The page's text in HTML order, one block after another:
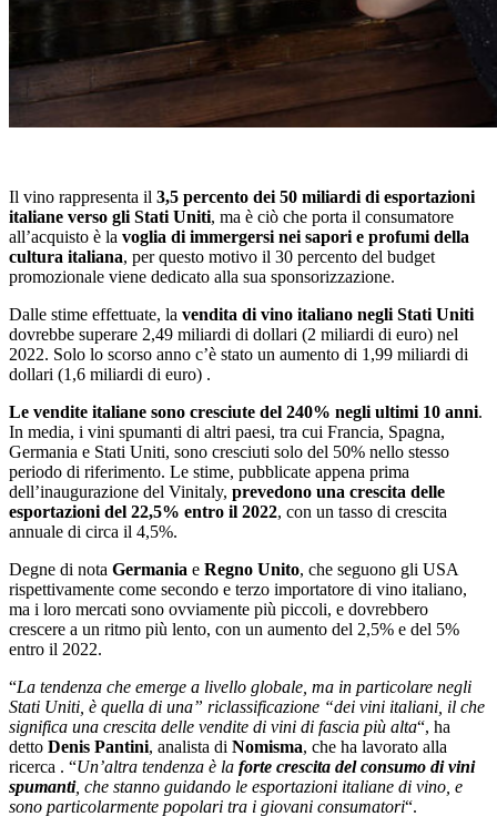
Il vino rappresenta il 3,5 percento dei 50 miliardi di esportazioni
italiane verso gli Stati Uniti, ma è ciò che porta il consumatore
all’acquisto è la voglia di immergersi nei sapori e profumi della
cultura italiana, per questo motivo il 30 percento del budget
promozionale viene dedicato alla sua sponsorizzazione.
Dalle stime effettuate, la vendita di vino italiano negli Stati Uniti
dovrebbe superare 2,49 miliardi di dollari (2 miliardi di euro) nel
2022. Solo lo scorso anno c’è stato un aumento di 1,99 miliardi di
dollari (1,6 miliardi di euro) .
Le vendite italiane sono cresciute del 240% negli ultimi 10 anni.
In media, i vini spumanti di altri paesi, tra cui Francia, Spagna,
Germania e Stati Uniti, sono cresciuti solo del 50% nello stesso
periodo di riferimento. Le stime, pubblicate appena prima
dell’inaugurazione del Vinitaly, prevedono una crescita delle
esportazioni del 22,5% entro il 2022, con un tasso di crescita
annuale di circa il 4,5%.
Degne di nota Germania e Regno Unito, che seguono gli USA
rispettivamente come secondo e terzo importatore di vino italiano,
ma i loro mercati sono ovviamente più piccoli, e dovrebbero
crescere a un ritmo più lento, con un aumento del 2,5% e del 5%
entro il 2022.
“La tendenza che emerge a livello globale, ma in particolare negli
Stati Uniti, è quella di una” riclassificazione “dei vini italiani, il che
significa una crescita delle vendite di vini di fascia più alta“, ha
detto Denis Pantini, analista di Nomisma, che ha lavorato alla
ricerca . “Un’altra tendenza è la forte crescita del consumo di vini
spumanti, che stanno guidando le esportazioni italiane di vino, e
sono particolarmente popolari tra i giovani consumatori“.